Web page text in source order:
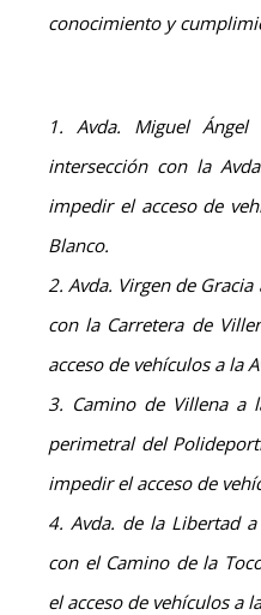
conocimiento y
1. Avda. Miguel
intersección con la
impedir el acceso de
Blanco.
2. Avda. Virgen de
con la Carretera de
acceso de vehículos a la
3. Camino de Villena a
perimetral del
impedir el acceso de
4. Avda. de la Libertad
con el Camino de la
el acceso de vehículos a